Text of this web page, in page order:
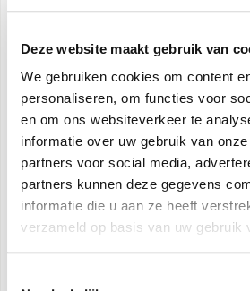
Deze website maakt gebruik van
We gebruiken cookies om content
personaliseren, om functies voor
en om ons websiteverkeer te
informatie over uw gebruik van
partners voor social media,
partners kunnen deze gegevens
informatie die u aan ze heeft
verzameld op basis van uw gebruik
Astomi
De geurverspreider die uw
Catalogus Product